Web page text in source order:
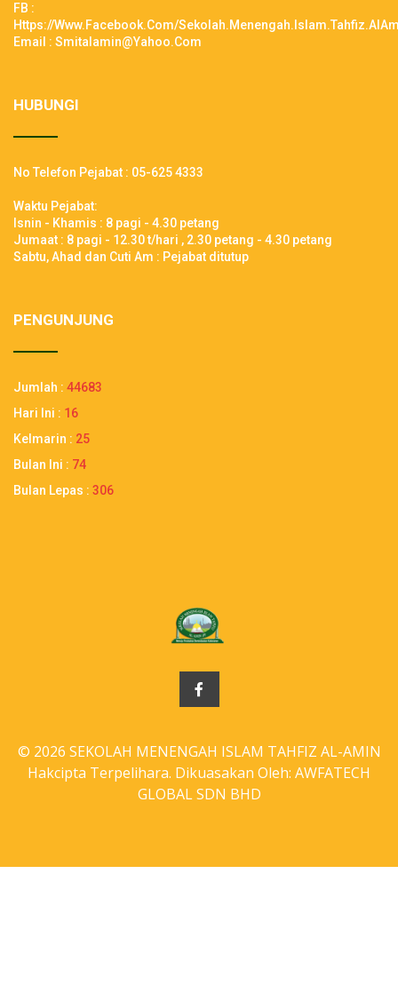
FB :
Https://www.facebook.com/
Email : Smitalamin@yahoo.com
HUBUNGI
No Telefon Pejabat : 05-625 4333
Waktu Pejabat:
Isnin - Khamis : 8 pagi - 4.30 petang
Jumaat : 8 pagi - 12.30 t/hari , 2.30 petang - 4.30 petang
Sabtu, Ahad dan Cuti Am : Pejabat ditutup
PENGUNJUNG
Jumlah : 44683
Hari Ini : 16
Kelmarin : 25
Bulan Ini : 74
Bulan Lepas : 306
© 2026 SEKOLAH MENENGAH ISLAM TAHFIZ AL-AMIN
Hakcipta Terpelihara. Dikuasakan Oleh: AWFATECH
GLOBAL SDN BHD